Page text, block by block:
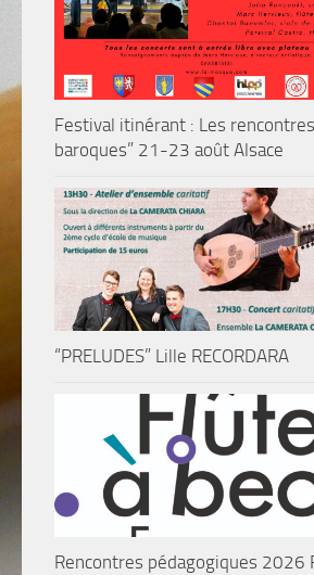
Festival itinérant : Les rencontres
baroques” 21-23 août Alsace
“PRELUDES” Lille RECORDARA
Rencontres pédagogiques 2026